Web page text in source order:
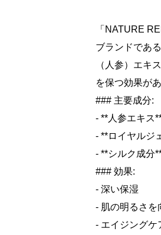
「NATURE
ブランドであ
（人参）エキ
を保つ効果が
### 主要成分:
- **人参エキス
- **ロイヤルジ
- **シルク成分
### 効果:
- 深い保湿
- 肌の明るさを
- エイジングケ